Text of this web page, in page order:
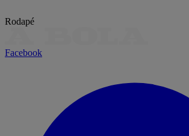
Rodapé
Facebook